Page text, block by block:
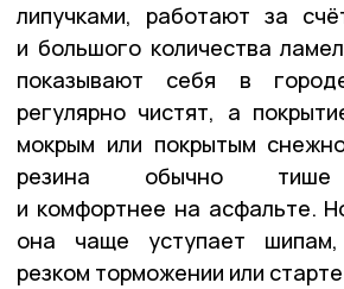
липучками, работают за
и большого количества
показывают себя в
регулярно чистят, а
мокрым или покрытым
резина обычно тише
и комфортнее на асфальте.
она чаще уступает
резком торможении или